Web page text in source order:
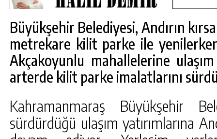
Büyükşehir Belediyesi, Andırın
metrekare kilit parke ile
Akçakoyunlu mahallelerine
arterde kilit parke imalatlarını
Kahramanmaraş Büyükşehir
sürdürdüğü ulaşım yatırımlarına